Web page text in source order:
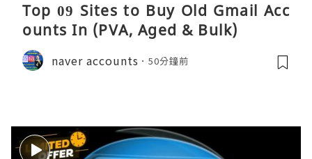
Top 09 Sites to Buy Old Gmail Acc
ounts In (PVA, Aged & Bulk)
naver accounts 50分鐘前